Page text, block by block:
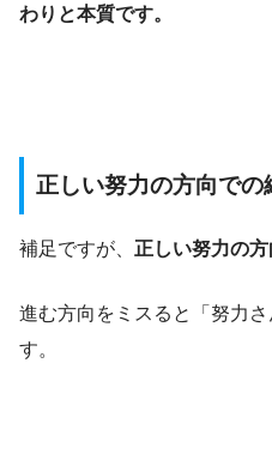
わりと本質です。
正しい努力の方向での
補足ですが、 正しい努力の方
進む方向をミスると「努力
す。